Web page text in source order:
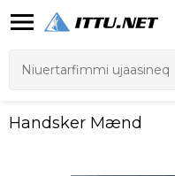
Handsker Mænd